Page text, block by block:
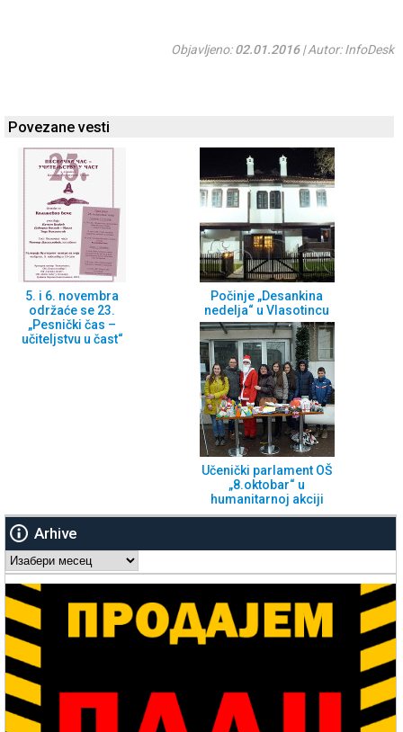
Objavljeno:02.01.2016| Autor: InfoDesk
Povezane vesti
5. i 6. novembra
održaće se 23.
„Pesnički čas –
učiteljstvu u čast“
Počinje „Desankina
nedelja“ u Vlasotincu
Učenički parlament OŠ
„8.oktobar“ u
humanitarnoj akciji
Arhive
Arhive